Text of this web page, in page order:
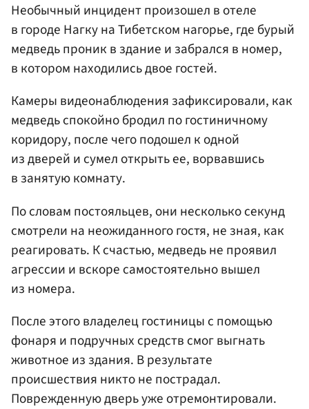
Необычный инцидент произошел в отеле
в городе Нагку на Тибетском нагорье, где бурый
медведь проник в здание и забрался в номер,
в котором находились двое гостей.
Камеры видеонаблюдения зафиксировали, как
медведь спокойно бродил по гостиничному
коридору, после чего подошел к одной
из дверей и сумел открыть ее, ворвавшись
в занятую комнату.
По словам постояльцев, они несколько секунд
смотрели на неожиданного гостя, не зная, как
реагировать. К счастью, медведь не проявил
агрессии и вскоре самостоятельно вышел
из номера.
После этого владелец гостиницы с помощью
фонаря и подручных средств смог выгнать
животное из здания. В результате
происшествия никто не пострадал.
Поврежденную дверь уже отремонтировали.